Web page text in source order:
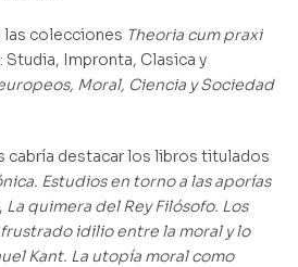
las colecciones Theoria cum praxi
Studia, Impronta, Clasica y
Moral, Ciencia y Sociedad
cabría destacar los libros titulados
Estudios en torno a las aporías
La quimera del Rey Filósofo. Los
idilio entre la moral y lo
Kant. La utopía moral como